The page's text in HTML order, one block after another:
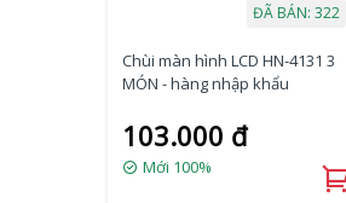
ĐÃ BÁN: 322
Chùi màn hình LCD HN-4131 3
MÓN - hàng nhập khẩu
103.000 đ
Mới 100%